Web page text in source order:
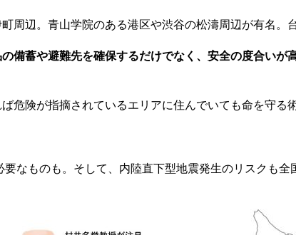
辺。青山学院のある港区や渋谷の松濤周辺が有名。
備蓄や避難先を確保するだけでなく、安全の度合い
険が指摘されているエリアに住んでいても命を守る術
なものも。そして、内陸直下型地震発生のリスクも